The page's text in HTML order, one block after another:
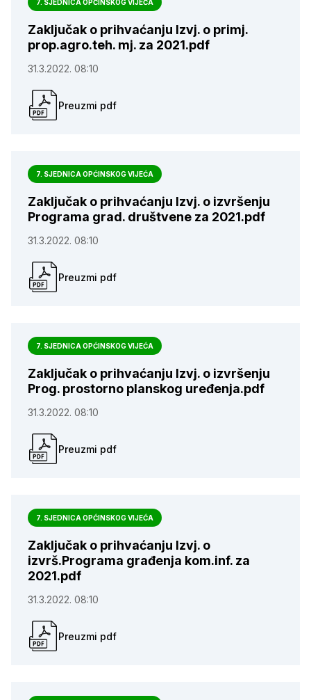
7. SJEDNICA OPĆINSKOG VIJEĆA
Zaključak o prihvaćanju Izvj. o primj.
prop.agro.teh. mj. za 2021.pdf
31.3.2022. 08:10
Preuzmi pdf
7. SJEDNICA OPĆINSKOG VIJEĆA
Zaključak o prihvaćanju Izvj. o izvršenju
Programa grad. društvene za 2021.pdf
31.3.2022. 08:10
Preuzmi pdf
7. SJEDNICA OPĆINSKOG VIJEĆA
Zaključak o prihvaćanju Izvj. o izvršenju
Prog. prostorno planskog uređenja.pdf
31.3.2022. 08:10
Preuzmi pdf
7. SJEDNICA OPĆINSKOG VIJEĆA
Zaključak o prihvaćanju Izvj. o
izvrš.Programa građenja kom.inf. za
2021.pdf
31.3.2022. 08:10
Preuzmi pdf